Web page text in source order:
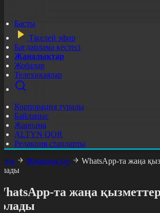
Басты
Тікелей эфир
Бағдарлама кестесі
Жаңалықтар
Жобалар
Телехикаялар
Корпорация туралы
Байланыс
Жарнама
ALTYN QOR
Редакция стандарты
Жаңалықтар
WhatsApp-та жаңа
та жаңа